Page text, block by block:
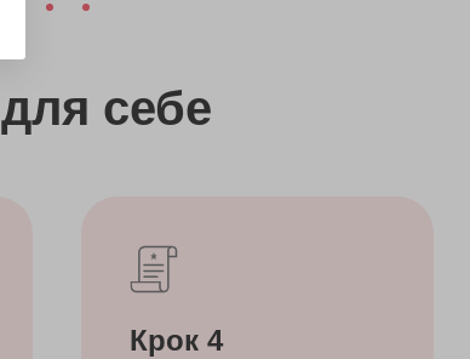
для себе
Крок 4